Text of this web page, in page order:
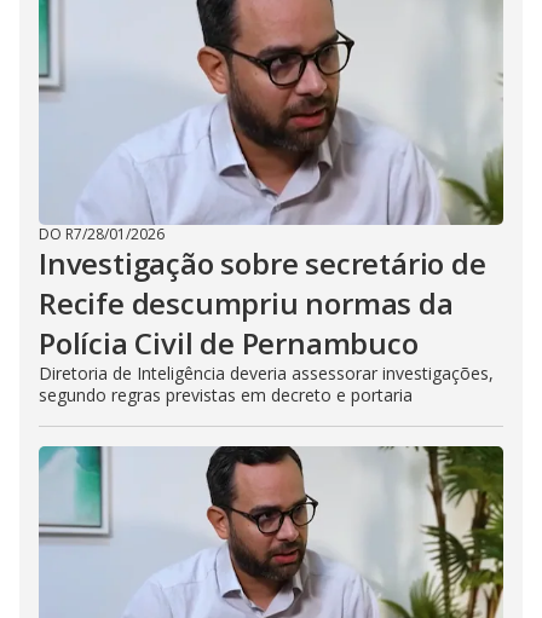
DO R7/28/01/2026
Investigação sobre secretário de
Recife descumpriu normas da
Polícia Civil de Pernambuco
Diretoria de Inteligência deveria assessorar investigações,
segundo regras previstas em decreto e portaria